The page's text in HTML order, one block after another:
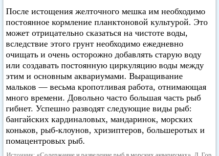
После истощения желточного мешка им необходимо
постоянное кормление планктоновой культурой. Это
может отрицательно сказаться на чистоте воды,
вследствие этого грунт необходимо ежедневно
очищать и очень осторожно добавлять старую воду
или создавать постоянную циркуляцию воды между
этим и основным аквариумами. Выращивание
мальков — весьма кропотливая работа, отнимающая
много времени. Довольно часто большая часть рыб
гибнет. Успешно разводят следующие виды рыб:
бангайских кардиналовых, мандаринок, морских
коньков, рыб-клоунов, хризиптеров, большеротых и
помацентровых рыб.